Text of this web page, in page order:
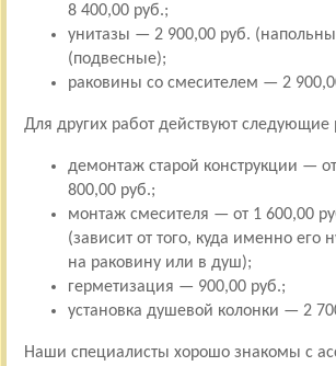
8 400,00 руб.;
унитазы — 2 900,00 руб.
(подвесные);
раковины со смесителем — 2
Для других работ действуют следующие
демонтаж старой конструкции —
800,00 руб.;
монтаж смесителя — от 1 600,00
(зависит от того, куда именно его
на раковину или в душ);
герметизация — 900,00 руб.;
установка душевой колонки — 2
Наши специалисты хорошо знакомы с